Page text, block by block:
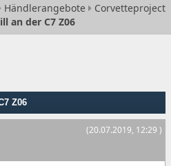
Händlerangebote
Corvetteproject
an der C7 Z06
Z06
(20.07.2019, 12:29 )